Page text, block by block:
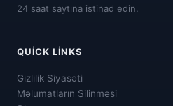
24 saat saytına istinad edin.
QUICK LINKS
Gizlilik Siyasəti
Məlumatların Silinməsi